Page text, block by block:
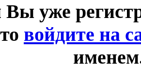
уже
войдите на